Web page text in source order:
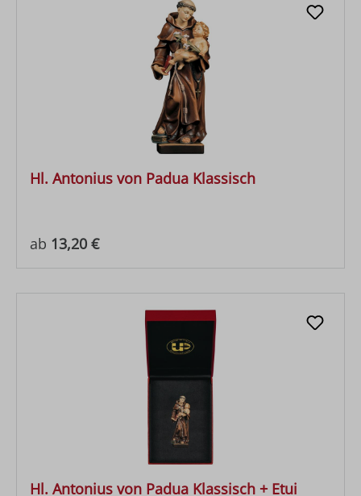
Hl. Antonius von Padua Klassisch
Regulärer Preis:
ab 13,20 €
Hl. Antonius von Padua Klassisch + Etui